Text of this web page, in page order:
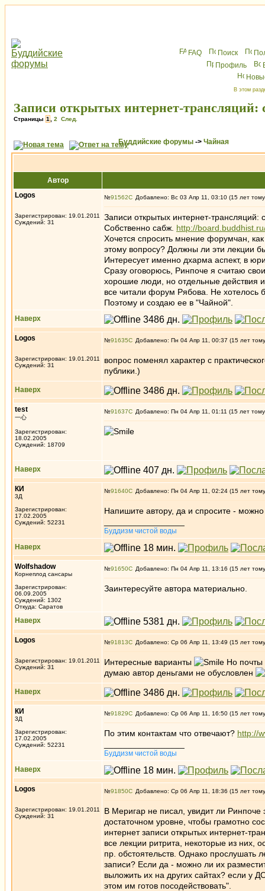
FAQ Поиск
Профиль
В этом
Записи открытых интернет-трансляций:
Страницы 1 2 След.
Буддийские форумы -> Чайная
Автор
Logos
Зарегистрирован: 19.01.2011
Суждений: 31
№91562 Добавлено: Вс 03 Апр 11, 03:10 (15 лет
Записи открытых интернет-трансляций:
Собственно сабж. http://
Хочется спросить мнение форумчан,
этому вопросу? Должны ли эти лекции
Интересует именно дхарма аспект, в
Сразу оговорюсь, Ринпоче я считаю
хорошие люди, но отдельные действия
все читали форум Рябова. Не
Поэтому и создаю ее в "Чайной".
Наверх
Logos
Зарегистрирован: 19.01.2011
Суждений: 31
№91635 Добавлено: Пн 04 Апр 11, 00:37 (15 лет
вопрос поменял характер с
публики.)
Наверх
test
一心
Зарегистрирован:
18.02.2005
Суждений: 18709
№91637 Добавлено: Пн 04 Апр 11, 01:11 (15 лет
Наверх
КИ
3Д
Зарегистрирован:
17.02.2005
Суждений: 52231
№91640 Добавлено: Пн 04 Апр 11, 02:24 (15 лет
Напишите автору, да и спросите - можно
Буддизм чистой воды
Наверх
Wolfshadow
Корнеплод сансары
Зарегистрирован:
06.09.2005
Суждений: 1302
Откуда: Саратов
№91650 Добавлено: Пн 04 Апр 11, 13:16 (15 лет
Заинтересуйте автора материально.
Наверх
Logos
Зарегистрирован: 19.01.2011
Суждений: 31
№91813 Добавлено: Ср 06 Апр 11, 13:49 (15 лет
Интересные варианты
Но почты
думаю автор деньгами не обусловлен
Наверх
КИ
3Д
Зарегистрирован:
17.02.2005
Суждений: 52231
№91829 Добавлено: Ср 06 Апр 11, 16:50 (15 лет
По этим контактам что отвечают? http://
Буддизм чистой воды
Наверх
Logos
Зарегистрирован: 19.01.2011
Суждений: 31
№91850 Добавлено: Ср 06 Апр 11, 18:36 (15 лет
В Меригар не писал, увидит ли Ринпоче
достаточном уровне, чтобы грамотно
интернет записи открытых интернет-
все лекции ритрита, некоторые из них,
пр. обстоятельств. Однако прослушать
записи? Если да - можно ли их
выложить их на других сайтах? если у
этом им готов посодействовать".